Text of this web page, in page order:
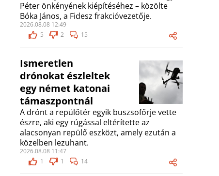
Péter önkényének kiépítéséhez – közölte
Bóka János, a Fidesz frakcióvezetője.
2026.08.08 12:49
5
2 15
Ismeretlen
drónokat észleltek
egy német katonai
támaszpontnál
A drónt a repülőtér egyik buszsofőrje vette
észre, aki egy rúgással eltérítette az
alacsonyan repülő eszközt, amely ezután a
közelben lezuhant.
2026.08.08 11:47
1
1 14